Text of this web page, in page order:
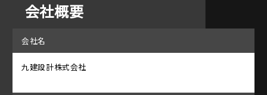
会社概要
会社名
九建設計株式会社